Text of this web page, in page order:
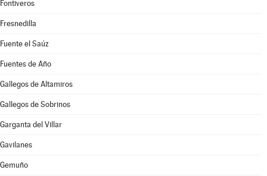
Fontiveros
Fresnedilla
Fuente el Saúz
Fuentes de Año
Gallegos de Altamiros
Gallegos de Sobrinos
Garganta del Villar
Gavilanes
Gemuño